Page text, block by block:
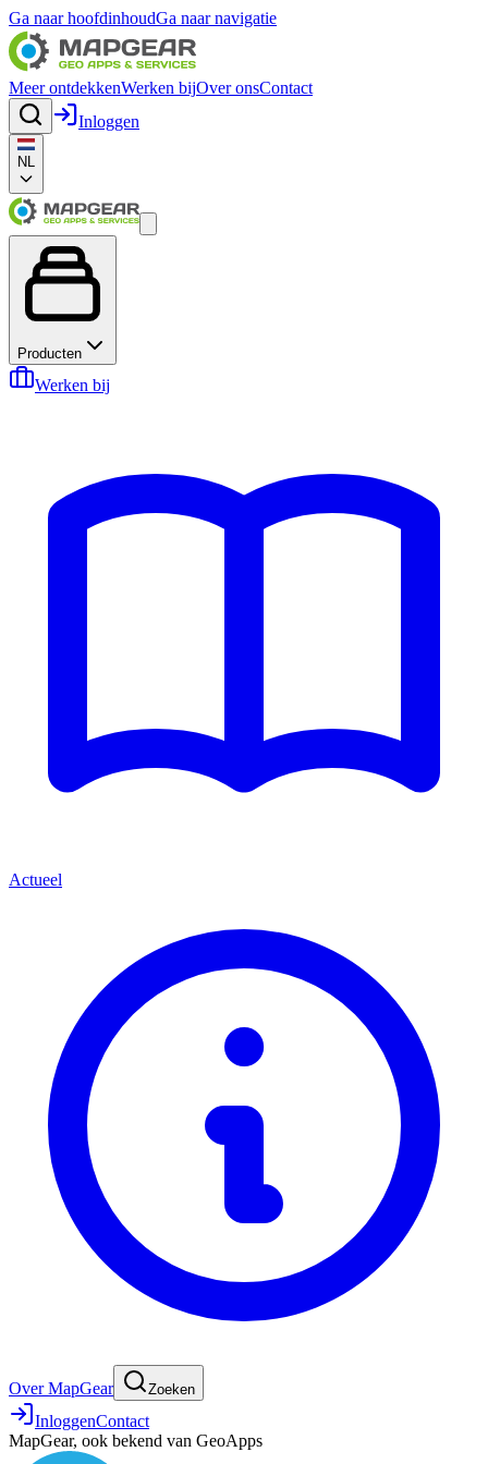
Ga naar hoofdinhoudGa naar navigatie
Meer ontdekkenWerken bijOver onsContact
Inloggen
NL
Producten
Werken bij
Actueel
Over MapGear Zoeken
InloggenContact
MapGear, ook bekend van GeoApps